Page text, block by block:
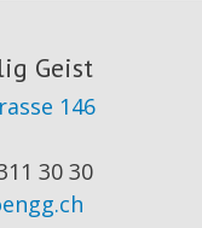
Geist
146
30 30